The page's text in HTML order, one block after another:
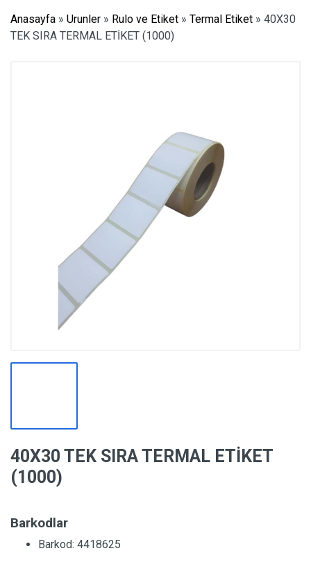
Anasayfa » Urunler » Rulo ve Etiket » Termal Etiket » 40X30
TEK SIRA TERMAL ETİKET (1000)
40X30 TEK SIRA TERMAL ETİKET
(1000)
Barkodlar
Barkod: 4418625